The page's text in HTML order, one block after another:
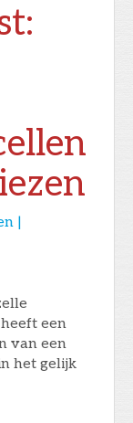
|
een
van een
het gelijk